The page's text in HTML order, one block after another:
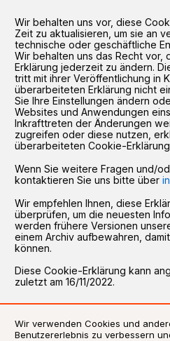
Wir behalten uns vor, diese
Zeit zu aktualisieren, um sie an
technische oder geschäftliche
Wir behalten uns das Recht vor,
Erklärung jederzeit zu ändern.
tritt mit ihrer Veröffentlichung in
überarbeiteten Erklärung nicht
Sie Ihre Einstellungen ändern
Websites und Anwendungen
Inkrafttreten der Änderungen
zugreifen oder diese nutzen,
überarbeiteten Cookie-
Wenn Sie weitere Fragen und/
kontaktieren Sie uns bitte über
Wir empfehlen Ihnen, diese
überprüfen, um die neuesten
werden frühere Versionen
einem Archiv aufbewahren,
können.
Diese Cookie-Erklärung kann
zuletzt am 16/11/2022.
Wir verwenden Cookies und
Benutzererlebnis zu verbessern